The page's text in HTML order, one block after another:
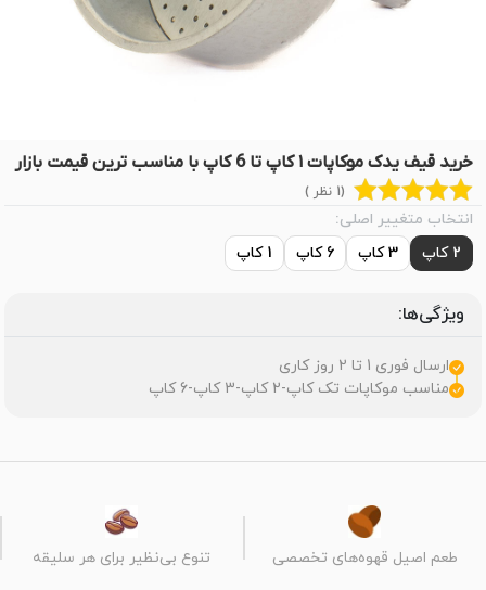
خرید قیف یدک موکاپات ۱ کاپ تا 6 کاپ با مناسب ترین قیمت بازار
(1 نظر )
انتخاب متغییر اصلی:
2 کاپ
3 کاپ 6 کاپ 1 کاپ
ویژگی‌ها:
ارسال فوری 1 تا 2 روز کاری
مناسب موکاپات تک کاپ-2 کاپ-3 کاپ-6 کاپ
طعم اصیل قهوه‌های تخصصی تنوع بی‌نظیر برای هر سلیقه